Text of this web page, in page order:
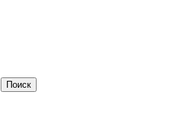
Поиск